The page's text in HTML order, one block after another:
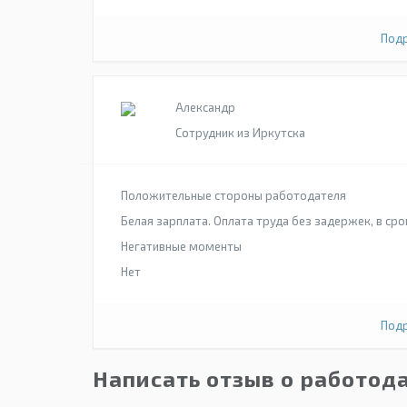
Александр
Сотрудник из Иркутска
Положительные стороны работодателя
Белая зарплата. Оплата труда без задержек, в
Негативные моменты
Нет
Написать отзыв о